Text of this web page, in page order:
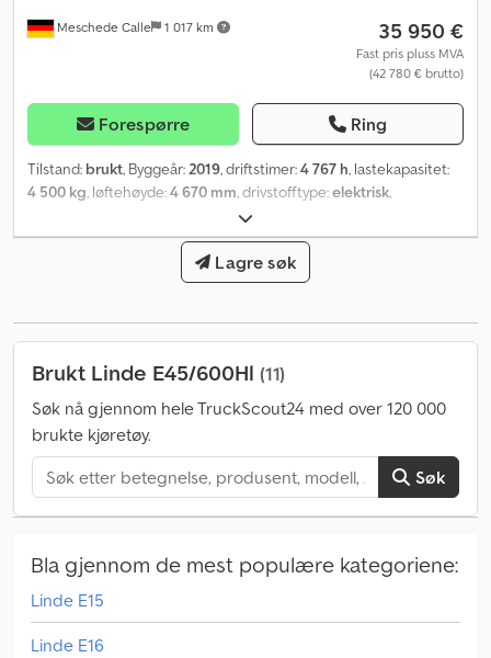
Meschede Calle 1 017 km 35 950 €
Fast pris pluss MVA
(42 780 € brutto)
Forespørre Ring
Tilstand: brukt, Byggeår:2019, driftstimer:4 767 h, lastekapasitet:
4 500 kg, løftehøyde:4 670 mm, drivstofftype:elektrisk,
, byggehøyde:2 400 mm
prosent, farge:annen,
Lagre søk
Brukt Linde E45/600Hl (11)
Søk nå gjennom hele TruckScout24 med over 120 000
brukte kjøretøy.
Søk
Bla gjennom de mest populære kategoriene:
Linde E15
Linde E16